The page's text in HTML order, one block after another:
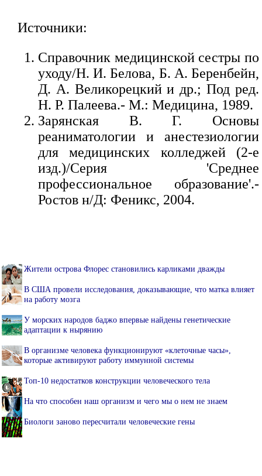
Источники:
Справочник медицинской сестры по
уходу/Н. И. Белова, Б. А. Беренбейн,
Д. А. Великорецкий и др.; Под ред.
Н. Р. Палеева.- М.: Медицина, 1989.
Зарянская В. Г. Основы
реаниматологии и анестезиологии
для медицинских колледжей (2-е
изд.)/Серия 'Среднее
профессиональное образование'.-
Ростов н/Д: Феникс, 2004.
Жители острова Флорес становились карликами дважды
В США провели исследования, доказывающие, что матка влияет
на работу мозга
У морских народов баджо впервые найдены генетические
адаптации к нырянию
В организме человека функционируют «клеточные часы»,
которые активируют работу иммунной системы
Топ-10 недостатков конструкции человеческого тела
На что способен наш организм и чего мы о нем не знаем
Биологи заново пересчитали человеческие гены